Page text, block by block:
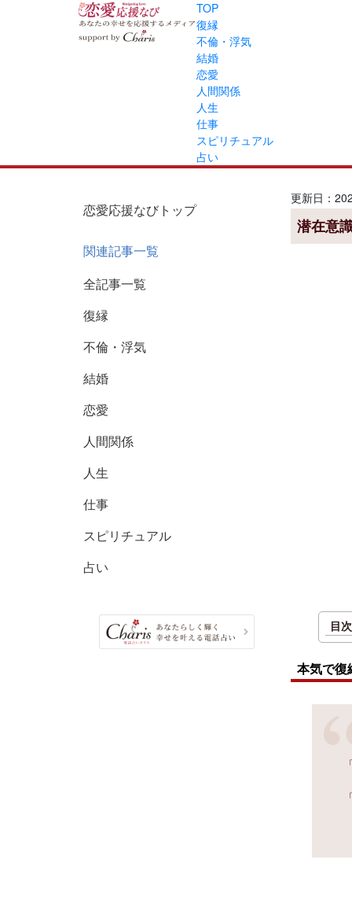
TOP
復縁
不倫・浮気
結婚
恋愛
人間関係
人生
仕事
スピリチュアル
占い
恋愛応援なびトップ
関連記事一覧
全記事一覧
復縁
不倫・浮気
結婚
恋愛
人間関係
人生
仕事
スピリチュアル
占い
更新日：
潜在意
目次
本気で